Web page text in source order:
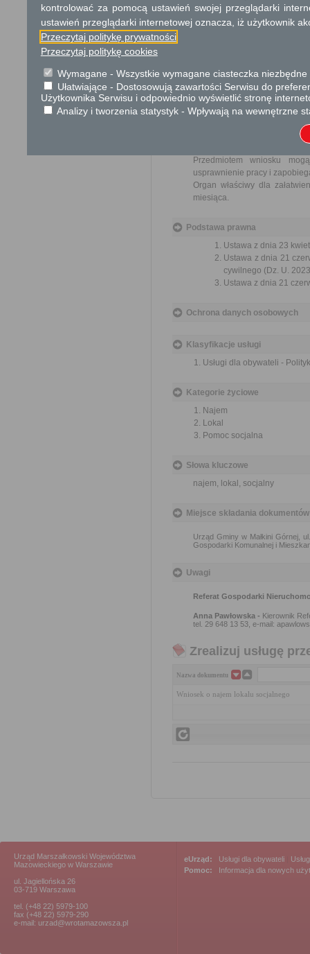
Opłata
Wniosek jest wolny od opłat.
Brak
Skargi i wnioski
Przedmiotem skargi może
ich pracowników, naruszenie
Przedmiotem wniosku
usprawnienie pracy i
Organ właściwy dla
miesiąca.
Podstawa prawna
Ustawa z dnia 23
Ustawa z dnia 21
cywilnego (Dz. U.
Ustawa z dnia 21
Ochrona danych osobowych
Klasyfikacje usługi
Usługi dla obywateli -
Kategorie życiowe
Najem
Lokal
Pomoc socjalna
Słowa kluczowe
najem, lokal, socjalny
Miejsce składania dokumentów
Urząd Gminy w Małkini Górnej,
Gospodarki Komunalnej i
Uwagi
Referat Gospodarki
Anna Pawłowska - Kierownik
tel. 29 648 13 53, e-mail:
Zrealizuj usługę
Nazwa dokumentu
Wniosek o najem lokalu socjalnego
Urząd Marszałkowski Województwa
Mazowieckiego w Warszawie
ul. Jagiellońska 26
03-719 Warszawa
tel. (+48 22) 5979-100
fax (+48 22) 5979-290
e-mail: urzad@wrotamazowsza.pl
eUrząd: Usługi dla obywateli
Pomoc:
Informacja dla nowych
kontrolować za pomocą ustawień swojej przeglądarki
ustawień przeglądarki internetowej oznacza, iż użytkownik
Przeczytaj politykę prywatności
Przeczytaj politykę cookies
Wymagane - Wszystkie wymagane ciasteczka
Ułatwiające - Dostosowują zawartości Serwisu do
Użytkownika Serwisu i odpowiednio wyświetlić stronę
Analizy i tworzenia statystyk - Wpływają na wewnętrzne